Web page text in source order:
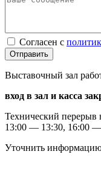
Согласен с
Отправить
Выставочный зал
вход в зал и касса
Технический
13:00 — 13:30, 16:00
Уточнить